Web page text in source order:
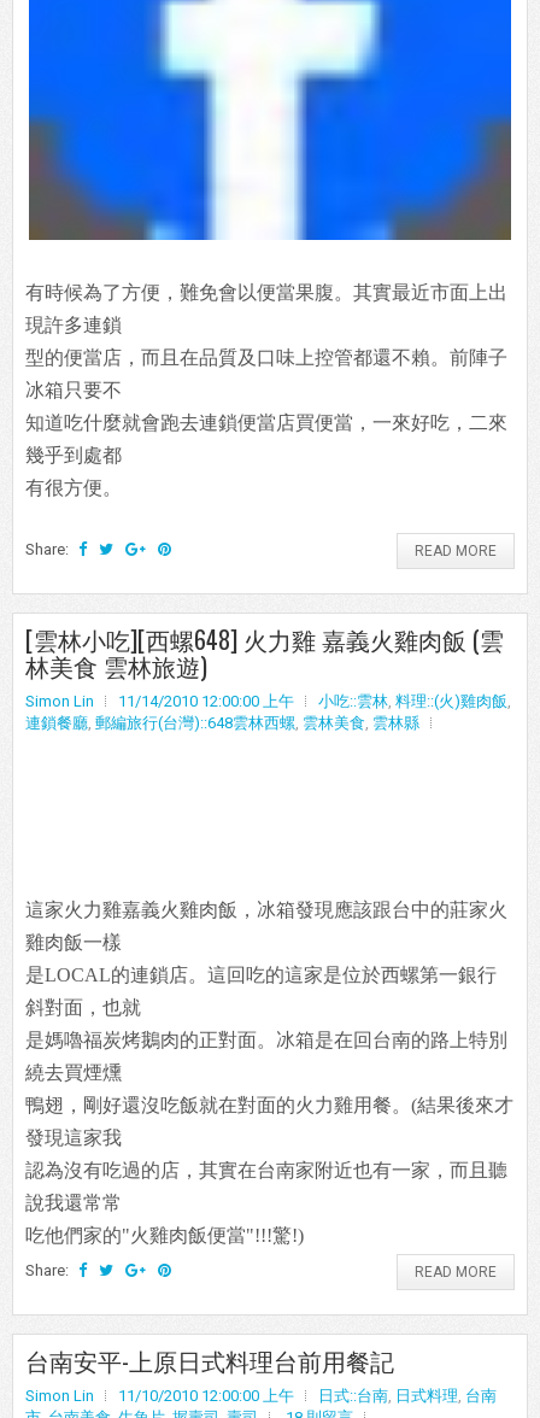
有時候為了方便，難免會以便當果腹。其實最近市面上出
現許多連鎖
型的便當店，而且在品質及口味上控管都還不賴。前陣子
冰箱只要不
知道吃什麼就會跑去連鎖便當店買便當，一來好吃，二來
幾乎到處都
有很方便。
Share: READ MORE
[雲林小吃][西螺648] 火力雞 嘉義火雞肉飯 (雲
林美食 雲林旅遊)
Simon Lin 11/14/2010 12:00:00 上午 小吃::雲林 料理::(火)雞肉飯
連鎖餐廳 郵編旅行(台灣)::648雲林西螺 雲林美食 雲林縣
這家火力雞嘉義火雞肉飯，冰箱發現應該跟台中的莊家火
雞肉飯一樣
是LOCAL的連鎖店。這回吃的這家是位於西螺第一銀行
斜對面，也就
是媽嚕福炭烤鵝肉的正對面。冰箱是在回台南的路上特別
繞去買煙燻
鴨翅，剛好還沒吃飯就在對面的火力雞用餐。(結果後來才
發現這家我
認為沒有吃過的店，其實在台南家附近也有一家，而且聽
說我還常常
吃他們家的"火雞肉飯便當"!!!驚!)
Share: READ MORE
台南安平-上原日式料理台前用餐記
Simon Lin 11/10/2010 12:00:00 上午 日式::台南 日式料理 台南